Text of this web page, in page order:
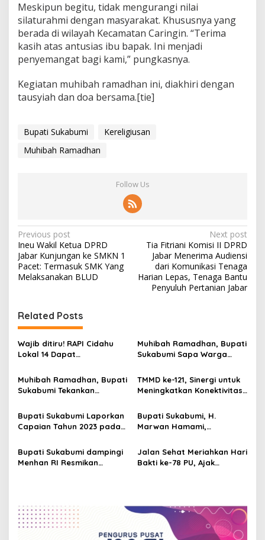
Meskipun begitu, tidak mengurangi nilai
silaturahmi dengan masyarakat. Khususnya yang
berada di wilayah Kecamatan Caringin. “Terima
kasih atas antusias ibu bapak. Ini menjadi
penyemangat bagi kami,” pungkasnya.
Kegiatan muhibah ramadhan ini, diakhiri dengan
tausyiah dan doa bersama.[tie]
Bupati Sukabumi
Kereligiusan
Muhibah Ramadhan
Follow Us
P
o
s
a
v
i
a
i
n
Previous post
Ineu Wakil Ketua DPRD
Jabar Kunjungan ke SMKN 1
Pacet: Termasuk SMK Yang
Melaksanakan BLUD
Next post
Tia Fitriani Komisi II DPRD
Jabar Menerima Audiensi
dari Komunikasi Tenaga
Harian Lepas, Tenaga Bantu
Penyuluh Pertanian Jabar
Related Posts
Wajib ditiru! RAPI Cidahu
Lokal 14 Dapat
Sukabumi atas Peran Saat
Bencana
Muhibah Ramadhan, Bupati
Sukabumi Sapa Warga
Kebersamaan di Pondok
Pesantren Azzainiyah
Muhibah Ramadhan, Bupati
Sukabumi Tekankan
untuk Percepatan
Pembangunan
TMMD ke-121, Sinergi untuk
Meningkatkan Konektivitas
Sukabumi
Bupati Sukabumi Laporkan
Capaian Tahun 2023 pada
Bupati Sukabumi, H.
Marwan Hamami,
Assalam Mini Soccer
dengan Aroma Dakwah
Bupati Sukabumi dampingi
Menhan RI Resmikan
Jalan Sehat Meriahkan Hari
Bakti ke-78 PU, Ajak